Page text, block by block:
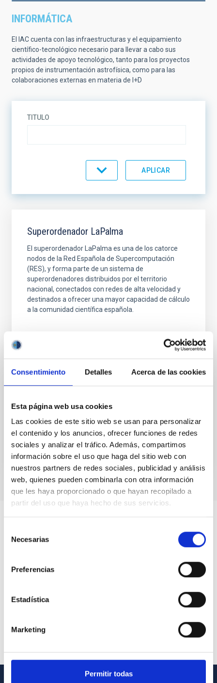
Consentimiento Detalles Acerca de las cookies
Esta página web usa cookies
Las cookies de este sitio web se usan para personalizar
el contenido y los anuncios, ofrecer funciones de redes
sociales y analizar el tráfico. Además, compartimos
información sobre el uso que haga del sitio web con
nuestros partners de redes sociales, publicidad y análisis
web, quienes pueden combinarla con otra información
que les haya proporcionado o que hayan recopilado a
partir del uso que haya hecho de sus servicios.
Necesarias
Preferencias
Estadística
Marketing
Permitir todas
INFORMÁTICA
El IAC cuenta con las infraestructuras y el equipamiento
científico-tecnológico necesario para llevar a cabo sus
actividades de apoyo tecnológico, tanto para los proyectos
propios de instrumentación astrofísica, como para las
colaboraciones externas en materia de I+D
TITULO
Superordenador LaPalma
El superordenador LaPalma es una de los catorce
nodos de la Red Española de Supercomputación
(RES), y forma parte de un sistema de
superordenadores distribuidos por el territorio
nacional, conectados con redes de alta velocidad y
destinados a ofrecer una mayor capacidad de cálculo
a la comunidad científica española.
Conexión inalámbrica WiFi y Eduroam